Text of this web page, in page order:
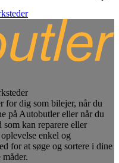
for dig som bilejer, når du
på Autobutler eller når du
kan reparere eller
enkel og
for at søge og sortere i dine